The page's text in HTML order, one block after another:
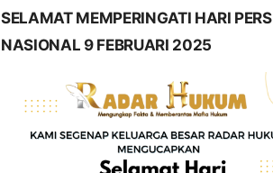
SELAMAT MEMPERINGATI HARI PERS
NASIONAL 9 FEBRUARI 2025